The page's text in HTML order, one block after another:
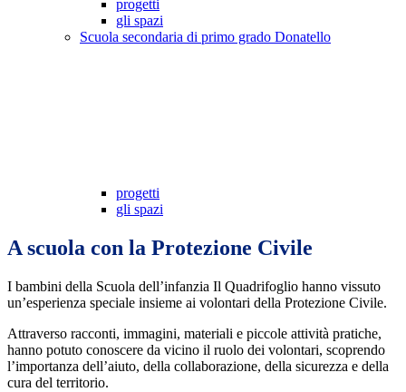
progetti
gli spazi
Scuola secondaria di primo grado Donatello
progetti
gli spazi
A scuola con la Protezione Civile
I bambini della Scuola dell’infanzia Il Quadrifoglio hanno vissuto
un’esperienza speciale insieme ai volontari della Protezione Civile.
Attraverso racconti, immagini, materiali e piccole attività pratiche,
hanno potuto conoscere da vicino il ruolo dei volontari, scoprendo
l’importanza dell’aiuto, della collaborazione, della sicurezza e della
cura del territorio.